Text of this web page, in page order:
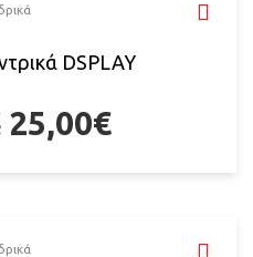
DSPLAY
25,00€